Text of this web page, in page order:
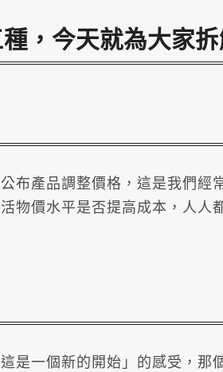
，今天就為大家
布產品調整價格，這是我們經
物價水平是否提高成本，人人
是一個新的開始」的感受，那